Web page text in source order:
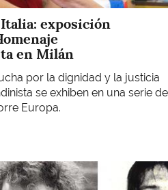
exposición
en Milán
por la dignidad y la justicia
se exhiben en una serie de
Europa.